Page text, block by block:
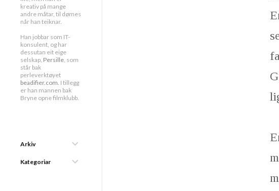
kreativ på mange
andre måtar, til dømes
når han teiknar.
Han jobbar som IT-
konsulent, og har
dessutan eit eige
selskap, Persille, som
står bak
perleverktøyet
beadifier.com. I tillegg
er han mannen bak
Bryne opne filmklubb.
Arkiv
Kategoriar